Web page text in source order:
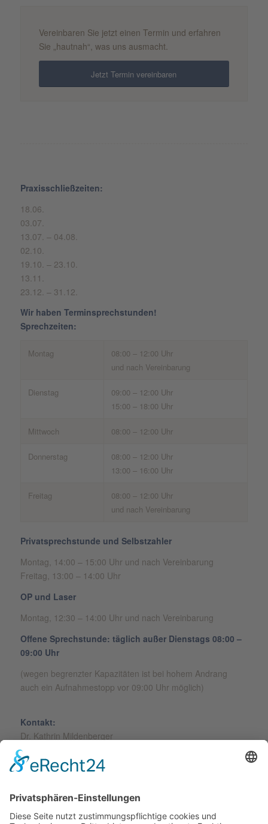
Vereinbaren Sie jetzt einen Termin und erfahren
Sie „hautnah“, was uns ausmacht.
Jetzt Termin vereinbaren
Praxisschließzeiten:
18.06.
03.07.
13.07. – 04.08.
02.10.
19.10. – 23.10.
13.11.
23.12. – 31.12.
Wir haben Terminsprechstunden!
Sprechzeiten:
Montag
08:00 – 12:00 Uhr
und nach Vereinbarung
Dienstag
09:00 – 12:00 Uhr
15:00 – 18:00 Uhr
Mittwoch 08:00 – 12:00 Uhr
Donnerstag
08:00 – 12:00 Uhr
13:00 – 16:00 Uhr
Freitag
08:00 – 12:00 Uhr
und nach Vereinbarung
Privatsprechstunde und Selbstzahler
Montag, 14:00 – 15:00 Uhr und nach Vereinbarung
Freitag, 13:00 – 14:00 Uhr
OP und Laser
Montag, 12:30 – 14:00 Uhr und nach Vereinbarung
Offene Sprechstunde: täglich außer Dienstags 08:00 –
09:00 Uhr
(wegen begrenzter Kapazitäten ist bei hohem Andrang
auch ein Aufnahmestopp vor 09:00 Uhr möglich)
Kontakt:
Dr. Kathrin Mildenberger
Friedhofstr. 10
16792 Zehdenick